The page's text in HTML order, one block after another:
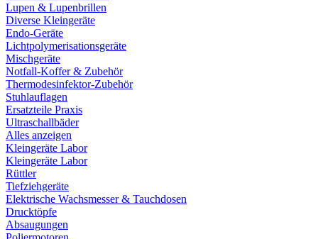
Lupen & Lupenbrillen
Diverse Kleingeräte
Endo-Geräte
Lichtpolymerisationsgeräte
Mischgeräte
Notfall-Koffer & Zubehör
Thermodesinfektor-Zubehör
Stuhlauflagen
Ersatzteile Praxis
Ultraschallbäder
Alles anzeigen
Kleingeräte Labor
Kleingeräte Labor
Rüttler
Tiefziehgeräte
Elektrische Wachsmesser & Tauchdosen
Drucktöpfe
Absaugungen